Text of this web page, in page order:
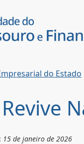
do Estado
15 de janeiro de 2026